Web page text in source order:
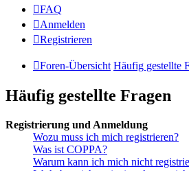
FAQ
Anmelden
Registrieren
Foren-Übersicht Häufig gestellte
Häufig gestellte Fragen
Registrierung und Anmeldung
Wozu muss ich mich registrieren?
Was ist COPPA?
Warum kann ich mich nicht